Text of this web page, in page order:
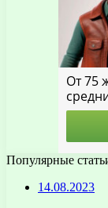
Популярные
14.08.2023